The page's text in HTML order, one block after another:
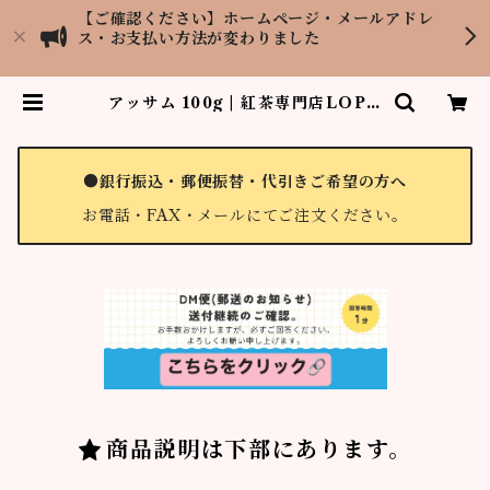
【ご確認ください】ホームページ・メールアドレ
ス・お支払い方法が変わりました
アッサム 100g | 紅茶専門店LOPC
●銀行振込・郵便振替・代引きご希望の方へ
お電話・FAX・メールにてご注文ください。
商品説明は下部にあります。